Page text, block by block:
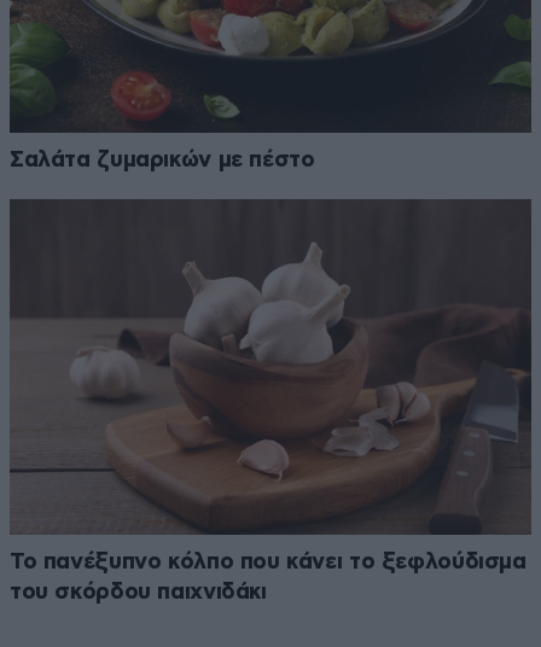
Σαλάτα ζυμαρικών με πέστο
Το πανέξυπνο κόλπο που κάνει το ξεφλούδισμα
του σκόρδου παιχνιδάκι